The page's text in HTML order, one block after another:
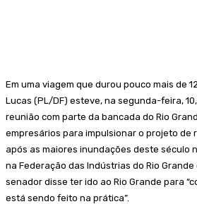
Em uma viagem que durou pouco mais de
Lucas (PL/DF) esteve, na segunda-feira,
reunião com parte da bancada do Rio
empresários para impulsionar o projeto de
após as maiores inundações deste século
na Federação das Indústrias do Rio Grande
senador disse ter ido ao Rio Grande para
está sendo feito na prática”.